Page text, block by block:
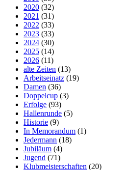
2020 (32)
2021 (31)
2022 (33)
2023 (33)
2024 (30)
2025 (14)
2026 (11)
alte Zeiten (13)
Arbeitseinatz (19)
Damen (36)
Doppelcup (3)
Erfolge (93)
Hallenrunde (5)
Historie (9)
In Memorandum (1)
Jedermann (18)
Jubiläum (4)
Jugend (71)
Klubmeisterschaften (20)